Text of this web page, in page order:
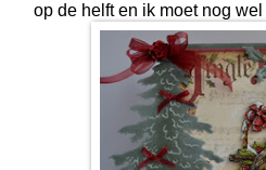
op de helft en ik moet nog